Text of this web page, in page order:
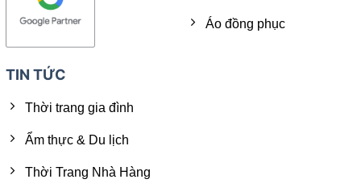
Áo đồng phục
TIN TỨC
Thời trang gia đình
Ẩm thực & Du lịch
Thời Trang Nhà Hàng